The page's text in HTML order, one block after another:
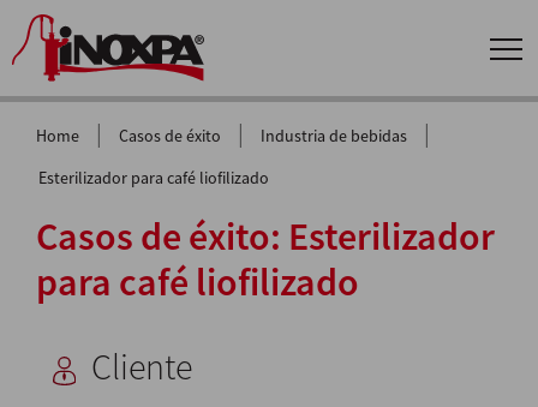
Home | Casos de éxito | Industria de bebidas |
Esterilizador para café liofilizado
Casos de éxito: Esterilizador
para café liofilizado
Cliente